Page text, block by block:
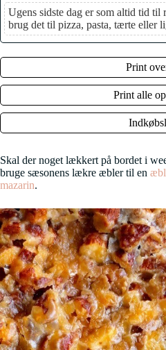
Ugens sidste dag er som altid tid til
brug det til pizza, pasta, tærte eller
Print
Print alle
Skal der noget lækkert på bordet i
bruge sæsonens lækre æbler til en
mazarin.